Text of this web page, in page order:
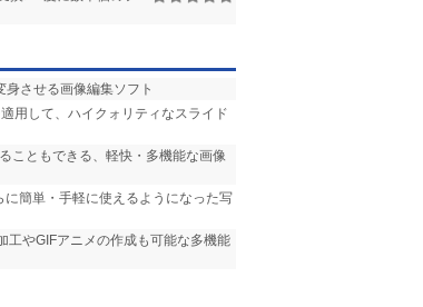
させる画像編集ソフト
用して、ハイクォリティなスライド
こともできる、軽快・多機能な画像
簡単・手軽に使えるようになった写
工やGIFアニメの作成も可能な多機能